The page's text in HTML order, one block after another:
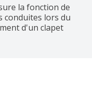
la fonction de
conduites lors du
d'un clapet